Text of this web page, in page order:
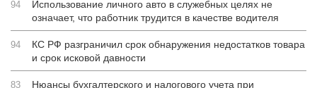
94
Использование личного авто в служебных целях не
означает, что работник трудится в качестве водителя
94
КС РФ разграничил срок обнаружения недостатков товара
и срок исковой давности
83
Нюансы бухгалтерского и налогового учета при